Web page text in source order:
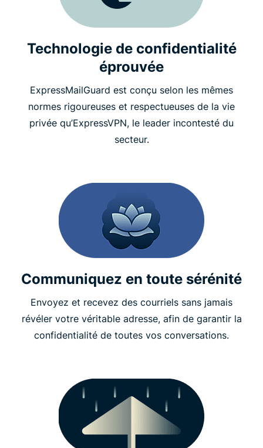
Technologie de confidentialité
éprouvée
ExpressMailGuard est conçu selon les mêmes
normes rigoureuses et respectueuses de la vie
privée qu’ExpressVPN, le leader incontesté du
secteur.
Communiquez en toute sérénité
Envoyez et recevez des courriels sans jamais
révéler votre véritable adresse, afin de garantir la
confidentialité de toutes vos conversations.